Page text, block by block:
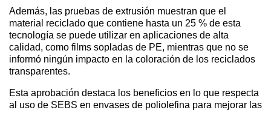
Además, las pruebas de extrusión muestran que el
material reciclado que contiene hasta un 25 % de esta
tecnología se puede utilizar en aplicaciones de alta
calidad, como films sopladas de PE, mientras que no se
informó ningún impacto en la coloración de los reciclados
transparentes.
Esta aprobación destaca los beneficios en lo que respecta
al uso de SEBS en envases de poliolefina para mejorar las